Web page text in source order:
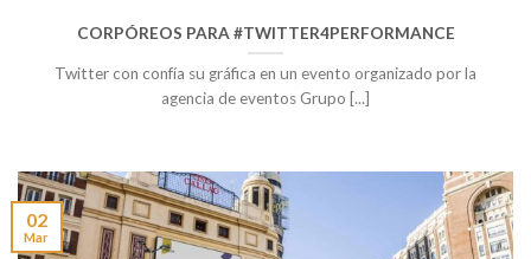
CORPÓREOS PARA #TWITTER4PERFORMANCE
Twitter con confía su gráfica en un evento organizado por la
agencia de eventos Grupo [...]
02
Mar